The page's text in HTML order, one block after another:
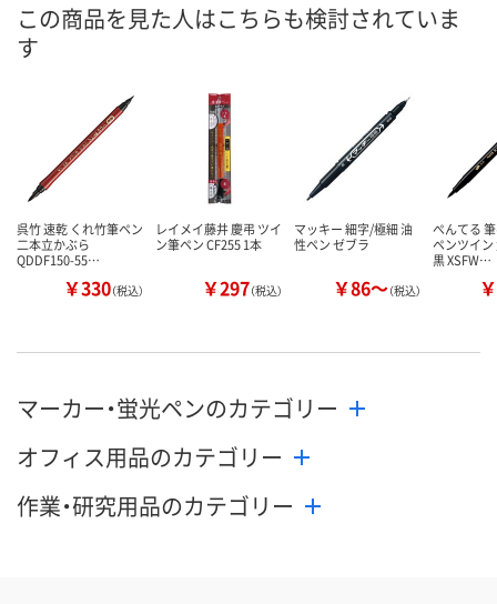
この商品を見た人はこちらも検討されていま
す
呉竹 速乾 くれ竹筆ペン
二本立かぶら
QDDF150-55…
￥330（税込）
レイメイ藤井 慶弔 ツイ
ン筆ペン CF255 1本
￥297（税込）
マッキー 細字/極細 油
性ペン ゼブラ
￥86～（税込）
ぺんてる
ペンツイン
黒 XSFW…
マーカー・蛍光ペンのカテゴリー
オフィス用品のカテゴリー
作業・研究用品のカテゴリー